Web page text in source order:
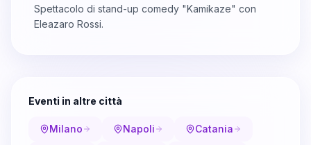
Spettacolo di stand-up comedy "Kamikaze" con
Eleazaro Rossi.
Eventi in altre città
Milano Napoli Catania